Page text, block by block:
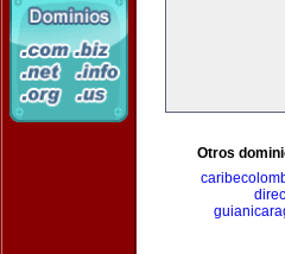
Otros